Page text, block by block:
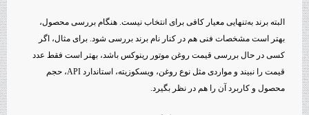
البته برند به‌تنهایی معیار کافی برای انتخاب نیست. هنگام بررسی محصول،
بهتر است مشخصات فنی هم در کنار نام برند بررسی شود. برای مثال، اگر
کسی در حال بررسی قیمت روغن موتور رینوکس باشد، بهتر است فقط عدد
قیمت را نبیند و مواردی مثل نوع روغن، ویسکوزیته، استاندارد API، حجم
محصول و کاربرد آن را هم در نظر بگیرد.